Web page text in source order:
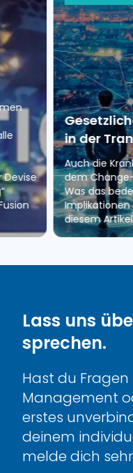
Devise
in der
Auch die
dem
Was das
diesem
Lass uns
sprechen.
Hast du
Management
erstes
deinem
melde dich